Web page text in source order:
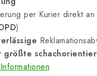
per Kurier direkt
)
größte